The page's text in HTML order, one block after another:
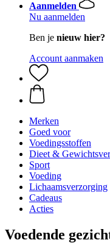
Aanmelden
Nu aanmelden
Ben je nieuw hier?
Account aanmaken
Merken
Goed voor
Voedingsstoffen
Dieet &
Sport
Voeding
Lichaamsverzorging
Cadeaus
Acties
Voedende